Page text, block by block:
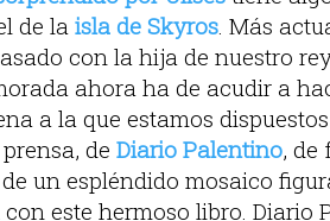
de la isla de Skyros . Más
con la hija de nuestro
ahora ha de acudir a
a la que estamos
de Diario Palentino, de
un espléndido mosaico
este hermoso libro. Diario